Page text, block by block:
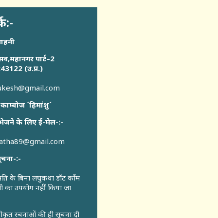
पार्ट–2
(उ.प्र.)
´हिमांशु´
के लिए ई-मेल-:-
:-
के बिना लघुकथा डॉट कॉंम
का उपयोग नहीं किया जा
रचनाओं की ही सूचना दी